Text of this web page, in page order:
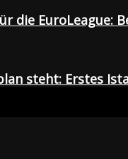
die EuroLeague:
steht: Erstes